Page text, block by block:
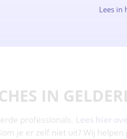
Lees in
IN
professionals. Lees hier
je er zelf niet uit? Wij helpen